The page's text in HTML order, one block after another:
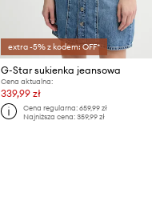
extra -5% z kodem: OFF*
G-Star sukienka jeansowa
Cena aktualna:
339,99 zł
Cena regularna: 659,99 zł
Najniższa cena: 359,99 zł